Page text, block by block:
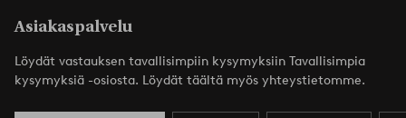
Asiakaspalvelu
Löydät vastauksen tavallisimpiin kysymyksiin Tavallisimpia
kysymyksiä -osiosta. Löydät täältä myös yhteystietomme.